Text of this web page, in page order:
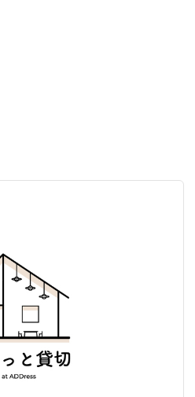
ルベッド×2